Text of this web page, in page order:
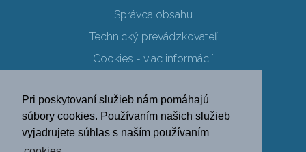
Pri poskytovaní služieb nám pomáhajú
súbory cookies. Používaním našich služieb
vyjadrujete súhlas s naším používaním
Správca obsahu
Technický prevádzkovateľ
Cookies - viac informácií
Ochrana osobných údajov
SK EN DE
PL